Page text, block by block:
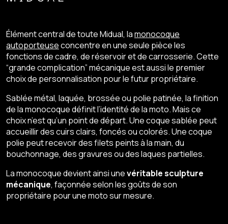
Élément central de toute Midual, lamonocoque
autoporteuseconcentre en une seule pièce les
fonctions de cadre, de réservoir et de carrosserie. Cette
“grande complication” mécanique est aussi le premier
choix de personnalisation pour le futur propriétaire.
Sablée métal, laquée, brossée ou polie patinée, la finition
de la monocoque définit l’identité de la moto. Mais ce
choix n’est qu’un point de départ. Une coque sablée peut
accueillir des cuirs clairs, foncés ou colorés. Une coque
polie peut recevoir des filets peints à la main, du
bouchonnage, des gravures ou des laques partielles.
La monocoque devient ainsi unevéritable sculpture
mécanique, façonnée selon les goûts de son
propriétaire pour une moto sur mesure.